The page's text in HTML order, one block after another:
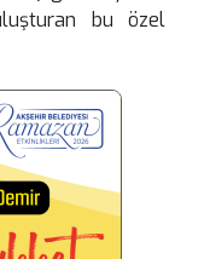
bu özel